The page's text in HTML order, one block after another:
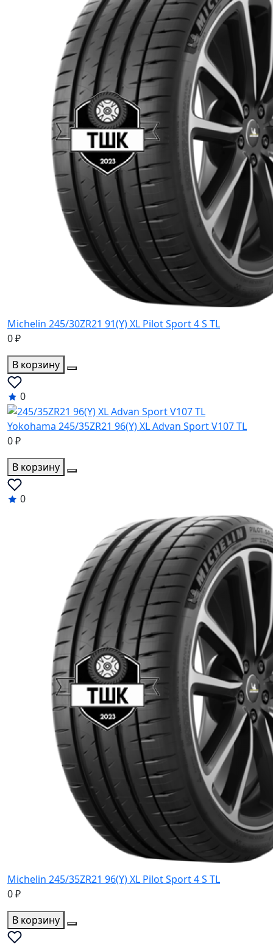
Michelin 245/30ZR21 91(Y) XL Pilot Sport 4 S TL
0 ₽
В корзину
0
Yokohama 245/35ZR21 96(Y) XL Advan Sport V107 TL
0 ₽
В корзину
0
Michelin 245/35ZR21 96(Y) XL Pilot Sport 4 S TL
0 ₽
В корзину